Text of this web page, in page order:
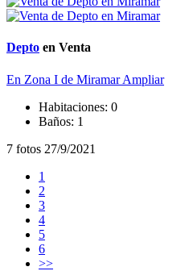
Depto en Venta
En Zona I de MiramarAmpliar
Habitaciones: 0
Baños: 1
7 fotos 27/9/2021
1
2
3
4
5
6
>>